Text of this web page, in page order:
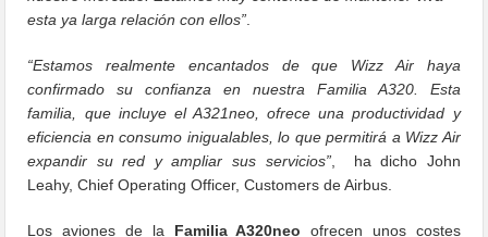
esta ya larga relación con ellos”
“Estamos realmente encantados de que Wizz Air haya
confirmado su confianza en nuestra Familia A320. Esta
familia, que incluye el A321neo, ofrece una productividad y
eficiencia en consumo inigualables, lo que permitirá a Wizz Air
expandir su red y ampliar sus servicios”, ha dicho John
Leahy, Chief Operating Officer, Customers de Airbus.
Los aviones de la Familia A320neo ofrecen unos costes